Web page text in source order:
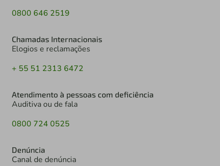
0800 646 2519
Chamadas Internacionais
Elogios e reclamações
+ 55 51 2313 6472
Atendimento à pessoas com deficiência
Auditiva ou de fala
0800 724 0525
Denúncia
Canal de denúncia